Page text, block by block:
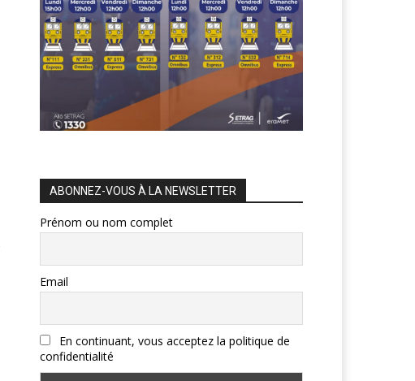
ABONNEZ-VOUS À LA NEWSLETTER
Prénom ou nom complet
Email
En continuant, vous acceptez la politique de
confidentialité